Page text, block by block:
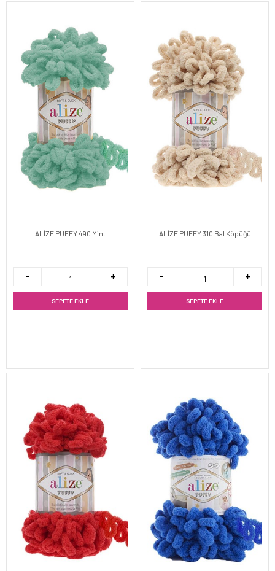
ALİZE PUFFY 490 Mint
SEPETE EKLE
ALİZE PUFFY 310 Bal Köpüğü
SEPETE EKLE